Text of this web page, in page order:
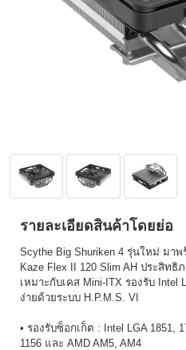
รายละเอียดสินค้าโดยย่อ
Scythe Big Shuriken 4 รุ่นใหม่ มา
Kaze Flex II 120 Slim AH ประสิท
เหมาะกับเคส Mini-ITX รองรับ Intel
ง่ายด้วยระบบ H.P.M.S. VI
• รองรับซ็อกเก็ต : Intel LGA 1851,
1156 และ AMD AM5, AM4